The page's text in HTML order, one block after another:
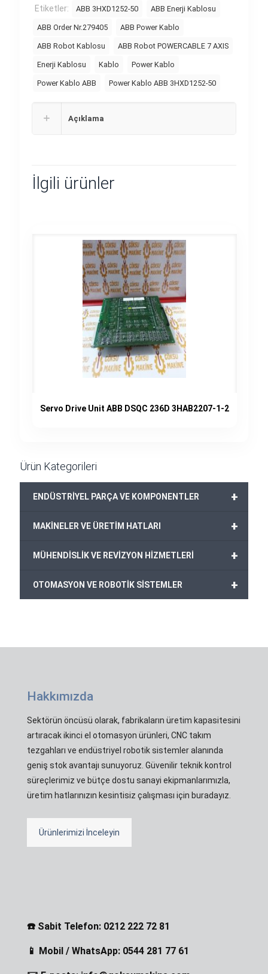
Etiketler:
ABB 3HXD1252-50 ABB Enerji Kablosu
ABB Order Nr.279405 ABB Power Kablo
ABB Robot Kablosu ABB Robot POWERCABLE 7 AXIS
Enerji Kablosu Kablo Power Kablo
Power Kablo ABB Power Kablo ABB 3HXD1252-50
Açıklama
İlgili ürünler
Servo Drive Unit ABB DSQC 236D 3HAB2207-1-2
Ürün Kategorileri
+
ENDÜSTRİYEL PARÇA VE KOMPONENTLER
+
MAKİNELER VE ÜRETİM HATLARI
+
MÜHENDİSLİK VE REVİZYON HİZMETLERİ
+
OTOMASYON VE ROBOTİK SİSTEMLER
Hakkımızda
Sektörün öncüsü olarak, fabrikaların üretim kapasitesini
artıracak ikinci el otomasyon ürünleri, CNC takım
tezgahları ve endüstriyel robotik sistemler alanında
geniş stok avantajı sunuyoruz. Güvenilir teknik kontrol
süreçlerimiz ve bütçe dostu sanayi ekipmanlarımızla,
üretim hatlarınızın kesintisiz çalışması için buradayız.
Ürünlerimizi İnceleyin
☎️ Sabit Telefon: 0212 222 72 81
📱 Mobil / WhatsApp: 0544 281 77 61